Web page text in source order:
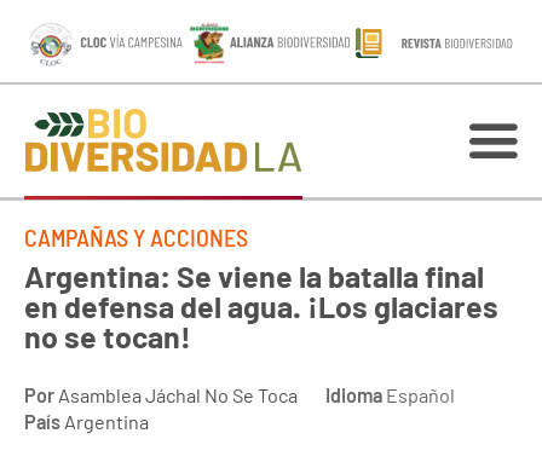
CAMPAÑAS Y ACCIONES
Argentina: Se viene la batalla final
en defensa del agua. ¡Los glaciares
no se tocan!
Por Asamblea Jáchal No Se Toca Idioma Español
País Argentina